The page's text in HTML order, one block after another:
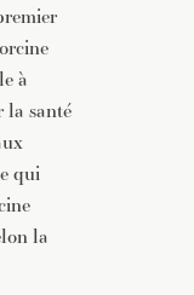
à
la santé
qui
la